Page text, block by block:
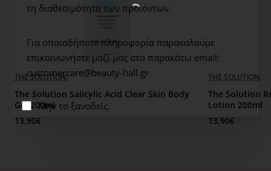
τη διαθεσιμότητα των προϊόντων.
Για οποιαδήποτε πληροφορία παρακαλούμε
επικοινωνήστε μαζί μας στο παρακάτω email:
customercare@beauty-hall.gr
Μην το ξαναδείς.
συσκευασίες από ανακυκλωμένο πλαστικό.
Τρόπος Χρήσης: Χρησιμοποιήστε την καθημερινά.
Εφαρμόστε ελεύθερα το πρωί ή / και το βράδυ στη
στοχευμένη περιοχή ή ανάλογα με τις ανάγκες σας. Κάντε
εξωτερική χρήση. Αποφύγετε την άμεση επαφή με τα
μάτια. Εάν το προϊόν εισέλθει στα μάτια ξεπλύνετε
THE SOLUTION.
The Solution Salicylic Acid Clear Skin Body
Gel 200ml
13,90€
THE SOLUTION.
The Solution
Lotion 200ml
13,90€